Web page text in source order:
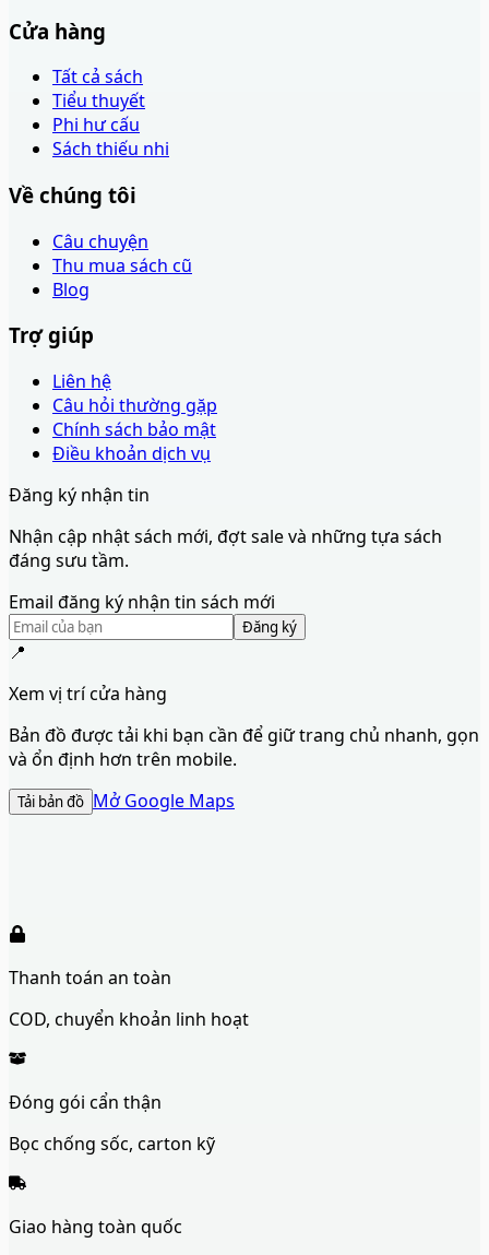
Cửa hàng
Tất cả sách
Tiểu thuyết
Phi hư cấu
Sách thiếu nhi
Về chúng tôi
Câu chuyện
Thu mua sách cũ
Blog
Trợ giúp
Liên hệ
Câu hỏi thường gặp
Chính sách bảo mật
Điều khoản dịch vụ
Đăng ký nhận tin
Nhận cập nhật sách mới, đợt sale và những tựa sách
đáng sưu tầm.
Email đăng ký nhận tin sách mới
Đăng ký
📍
Xem vị trí cửa hàng
Bản đồ được tải khi bạn cần để giữ trang chủ nhanh, gọn
và ổn định hơn trên mobile.
Tải bản đồ Mở Google Maps
Thanh toán an toàn
COD, chuyển khoản linh hoạt
Đóng gói cẩn thận
Bọc chống sốc, carton kỹ
Giao hàng toàn quốc